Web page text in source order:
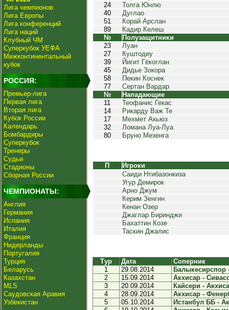
Лига чемпионов
Лига Европы
Лига конференций
Лига наций
Клубный ЧМ
Суперкубок УЕФА
Межконтинентальный
кубок
РОССИЯ:
Премьер-лига
Первая лига
Вторая лига
Кубок России
Календарь
Бомбардиры
Суперкубок
Тренеры
Судьи
Стадионы
Сборная России
ЧЕМПИОНАТЫ:
Англия
Германия
Испания
Италия
Франция
Нидерланды
Португалия
Турция
Беларусь
Казахстан
MLS
Саудовская Аравия
Узбекистан
24
Толга Юнлю
40
Дуглао
51
Корай Арслан
89
Кадир Келеш
№
Полузащитники
23
Луан
27
Куштодиу
39
Йигит Гёкоглан
45
Дидье Зокора
58
Пекин Коснек
77
Сертан Вардар
№
Нападающие
11
Теофанис Гекас
14
Рикарду Важ Те
17
Мехмет Акьюз
32
Ломана Луа-Луа
80
Бруно Мезенга
П
Игроки
Саиди Нтибазонкиза
Угур Демирок
Арно Джум
Керим Зенгин
Кенан Озер
Джаглар Биринджи
Бахаттин Козе
Таскин Джалис
Тур Дата
Соперник
1
29.08.2014
Балыкесирспор
2
15.09.2014
Акхисар -
3
20.09.2014
Кайсери -
4
28.09.2014
Акхисар -
5
05.10.2014
Истанбул ББ -